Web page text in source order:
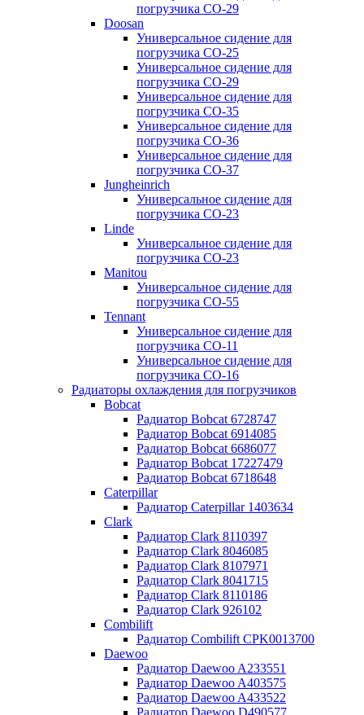
погрузчика CO-29
Doosan
Универсальное сидение для
погрузчика CO-25
Универсальное сидение для
погрузчика CO-29
Универсальное сидение для
погрузчика CO-35
Универсальное сидение для
погрузчика CO-36
Универсальное сидение для
погрузчика CO-37
Jungheinrich
Универсальное сидение для
погрузчика CO-23
Linde
Универсальное сидение для
погрузчика CO-23
Manitou
Универсальное сидение для
погрузчика CO-55
Tennant
Универсальное сидение для
погрузчика CO-11
Универсальное сидение для
погрузчика CO-16
Радиаторы охлаждения для погрузчиков
Bobcat
Радиатор Bobcat 6728747
Радиатор Bobcat 6914085
Радиатор Bobcat 6686077
Радиатор Bobcat 17227479
Радиатор Bobcat 6718648
Caterpillar
Радиатор Caterpillar 1403634
Clark
Радиатор Clark 8110397
Радиатор Clark 8046085
Радиатор Clark 8107971
Радиатор Clark 8041715
Радиатор Clark 8110186
Радиатор Clark 926102
Combilift
Радиатор Combilift CPK0013700
Daewoo
Радиатор Daewoo A233551
Радиатор Daewoo A403575
Радиатор Daewoo A433522
Радиатор Daewoo D490577